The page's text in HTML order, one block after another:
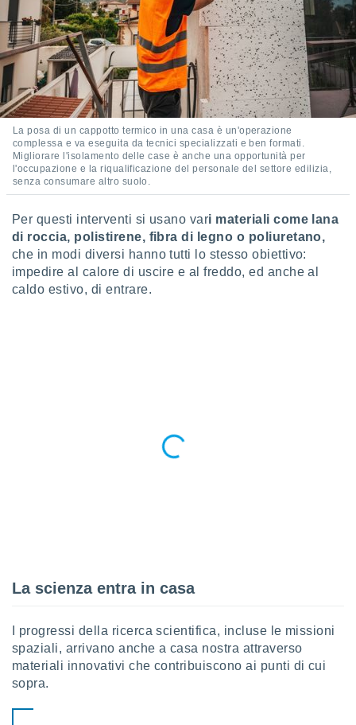
e
i
per la
la
del
delle
dei
e degli
La posa di un cappotto termico in una casa è un'operazione
complessa e va eseguita da tecnici specializzati e ben formati.
Migliorare l'isolamento delle case è anche una opportunità per
l'occupazione e la riqualificazione del personale del settore edilizia,
senza consumare altro suolo.
Per questi interventi si usano vari materiali come lana
di roccia, polistirene, fibra di legno o poliuretano,
che in modi diversi hanno tutti lo stesso obiettivo:
impedire al calore di uscire e al freddo, ed anche al
caldo estivo, di entrare.
La scienza entra in casa
I progressi della ricerca scientifica, incluse le missioni
spaziali, arrivano anche a casa nostra attraverso
materiali innovativi che contribuiscono ai punti di cui
sopra.